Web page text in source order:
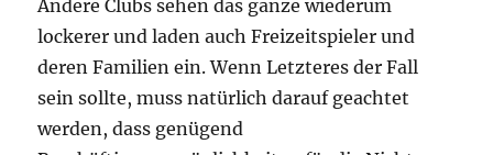
Andere Clubs sehen das ganze wiederum
lockerer und laden auch Freizeitspieler und
deren Familien ein. Wenn Letzteres der Fall
sein sollte, muss natürlich darauf geachtet
werden, dass genügend